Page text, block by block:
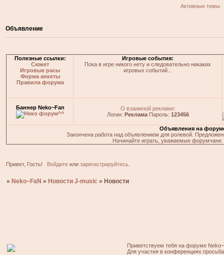
Активные темы
Объявление
Полезные ссылки:
Сюжет
Игровые расы
Форма анкеты
Правила форума
Игровые события:
Пока в игре никого нету и следовательно никаких
игровых событий...
Баннер Neko~Fan
О взаимной рекламе:
Логин: РекламаПароль: 123456
Объявления на
Закончена работа над объявлением для ролевой.
Начинайте играть, уважаемые
Привет, Гость! Войдитеили зарегистрируйтесь.
» Neko~FaN » Новости J-music » Новости
Приветствуем тебя на форуме
Для участия в конференциях